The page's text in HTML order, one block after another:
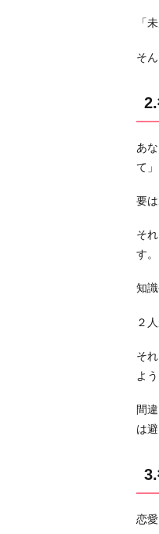
「
そ
あ
て
要
そ
す。
知
２
そ
よ
間
は
恋